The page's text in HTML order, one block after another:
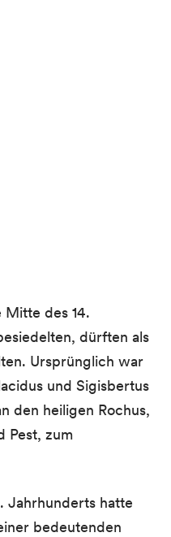
Mitte des 14.
dürften als
Ursprünglich war
und Sigisbertus
den heiligen Rochus,
Pest, zum
Jahrhunderts hatte
bedeutenden